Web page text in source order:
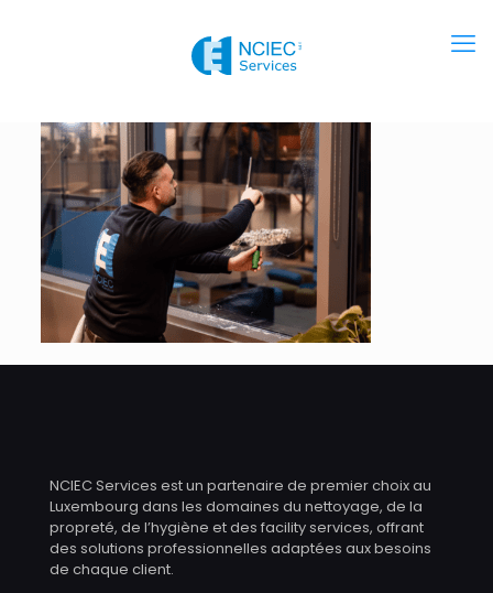
NCIEC Services est un partenaire de premier choix au
Luxembourg dans les domaines du nettoyage, de la
propreté, de l’hygiène et des facility services, offrant
des solutions professionnelles adaptées aux besoins
de chaque client.